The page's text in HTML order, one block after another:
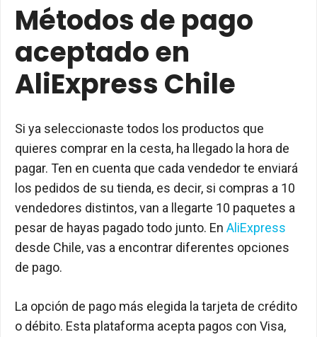
Métodos de pago
aceptado en
AliExpress Chile
Si ya seleccionaste todos los productos que
quieres comprar en la cesta, ha llegado la hora de
pagar. Ten en cuenta que cada vendedor te enviará
los pedidos de su tienda, es decir, si compras a 10
vendedores distintos, van a llegarte 10 paquetes a
pesar de hayas pagado todo junto. En AliExpress
desde Chile, vas a encontrar diferentes opciones
de pago.
La opción de pago más elegida la tarjeta de crédito
o débito. Esta plataforma acepta pagos con Visa,